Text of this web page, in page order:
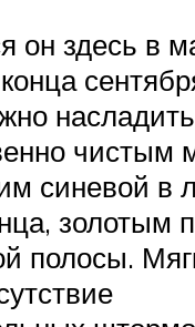
он здесь в
чистым
синевой в
золотым
полосы.